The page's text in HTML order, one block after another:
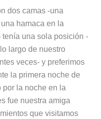
dos camas -una
hamaca en la
una sola posición -
largo de nuestro
veces- y preferimos
la primera noche de
la noche en la
fue nuestra amiga
que visitamos